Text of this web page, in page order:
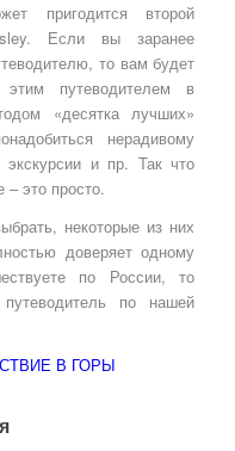
пригодится второй
Если вы заранее
то вам будет
этим путеводителем в
«десятка лучших»
нерадивому
и пр. Так что
– это просто.
некоторые из них
доверяет одному
по России, то
по нашей
В ГОРЫ